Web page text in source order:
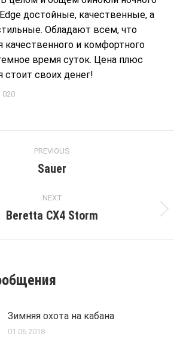
достойные, качественные, а
Обладают всем, что
качественного и комфортного
время суток. Цена плюс
стоит своих денег!
020
PREVIOUS
Previous
Sauer
NEXT
Next
Beretta CX4 Storm
Зимняя охота на кабана
01.06.2018